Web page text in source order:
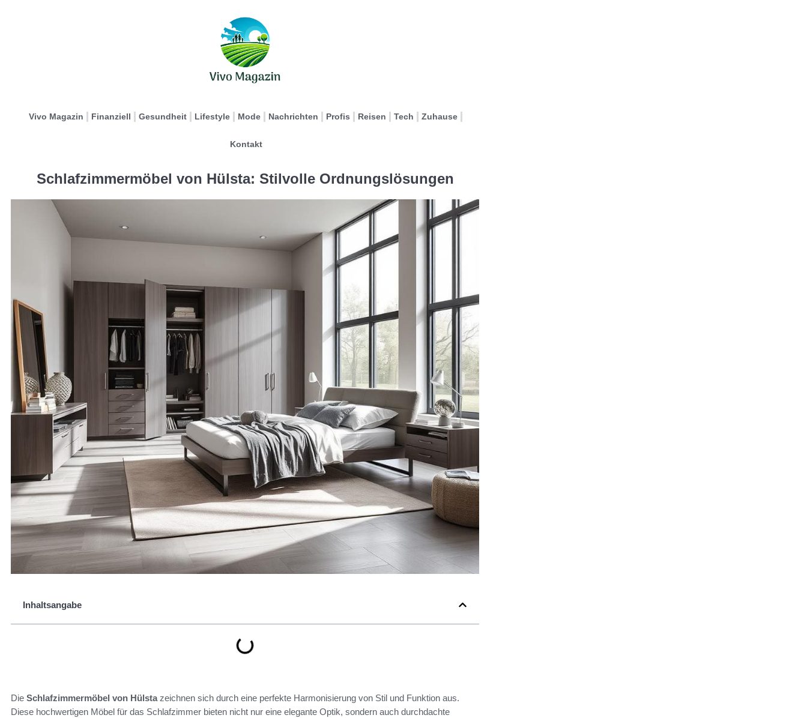
Vivo Magazin Finanziell Gesundheit Lifestyle Mode Nachrichten Profis Reisen Tech Zuhause
Kontakt
Schlafzimmermöbel von Hülsta: Stilvolle Ordnungslösungen
Inhaltsangabe
Die Schlafzimmermöbel von Hülstazeichnen sich durch eine perfekte Harmonisierung von Stil und Funktion aus.
Diese hochwertigen Möbel für das Schlafzimmer bieten nicht nur eine elegante Optik, sondern auch durchdachte